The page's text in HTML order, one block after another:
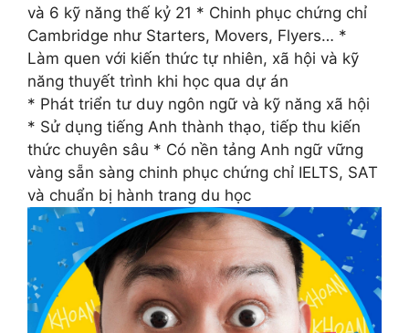
và 6 kỹ năng thế kỷ 21 * Chinh phục chứng chỉ
Cambridge như Starters, Movers, Flyers… *
Làm quen với kiến thức tự nhiên, xã hội và kỹ
năng thuyết trình khi học qua dự án
* Phát triển tư duy ngôn ngữ và kỹ năng xã hội
* Sử dụng tiếng Anh thành thạo, tiếp thu kiến
thức chuyên sâu * Có nền tảng Anh ngữ vững
vàng sẵn sàng chinh phục chứng chỉ IELTS, SAT
và chuẩn bị hành trang du học